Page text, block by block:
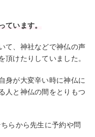
ています。
て、神社などで神仏の声
頂けたりしていました。
身が大変辛い時に神仏に
人と神仏の間をとりもつ
らから先生に予約や問